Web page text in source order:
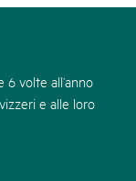
volte all’anno
e alle loro